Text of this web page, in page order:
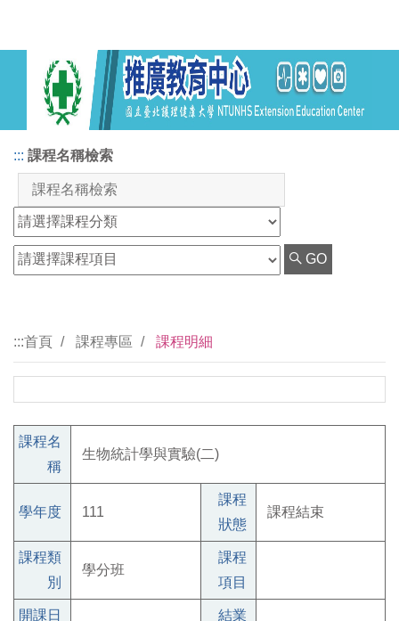
::: 課程名稱檢索
GO
:::首頁 課程專區 課程明細
課程名
稱
生物統計學與實驗(二)
學年度 111
課程
狀態
課程結束
課程類
別
學分班
課程
項目
開課日
結業